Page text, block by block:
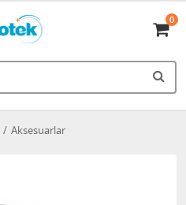
0
Aksesuarlar